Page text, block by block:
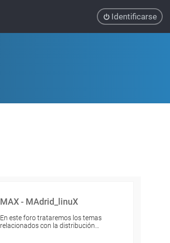
Identificarse
MAX - MAdrid_linuX
En este foro trataremos los temas
relacionados con la distribución…